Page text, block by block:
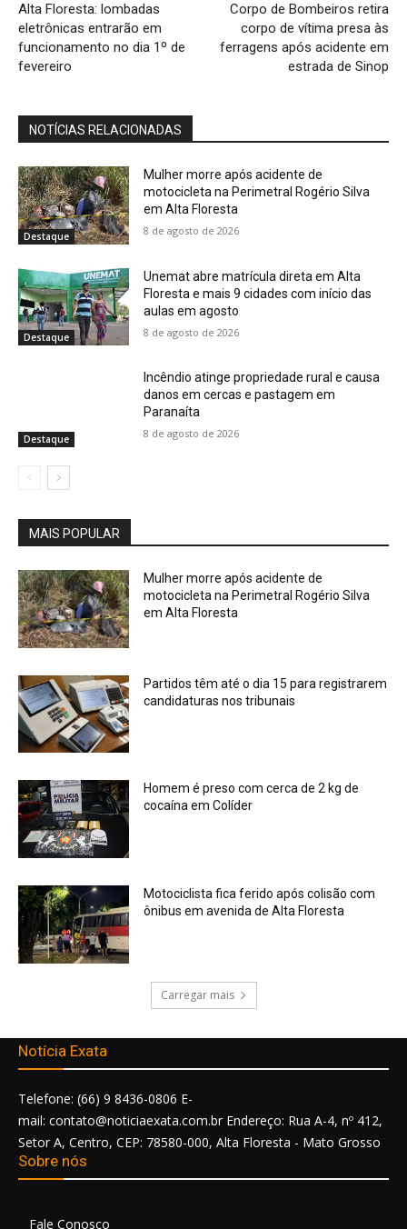
Alta Floresta: lombadas
eletrônicas entrarão em
funcionamento no dia 1º de
fevereiro
Corpo de Bombeiros retira
corpo de vítima presa às
ferragens após acidente em
estrada de Sinop
NOTÍCIAS RELACIONADAS
Destaque
Mulher morre após acidente de
motocicleta na Perimetral Rogério Silva
em Alta Floresta
8 de agosto de 2026
Destaque
Unemat abre matrícula direta em Alta
Floresta e mais 9 cidades com início das
aulas em agosto
8 de agosto de 2026
Destaque
Incêndio atinge propriedade rural e causa
danos em cercas e pastagem em
Paranaíta
8 de agosto de 2026
MAIS POPULAR
Mulher morre após acidente de
motocicleta na Perimetral Rogério Silva
em Alta Floresta
Partidos têm até o dia 15 para registrarem
candidaturas nos tribunais
Homem é preso com cerca de 2 kg de
cocaína em Colíder
Motociclista fica ferido após colisão com
ônibus em avenida de Alta Floresta
Carregar mais
Notícia Exata
Telefone: (66) 9 8436-0806 E-
mail: contato@noticiaexata.com.br Endereço: Rua A-4, nº 412,
Setor A, Centro, CEP: 78580-000, Alta Floresta - Mato Grosso
Sobre nós
Fale Conosco